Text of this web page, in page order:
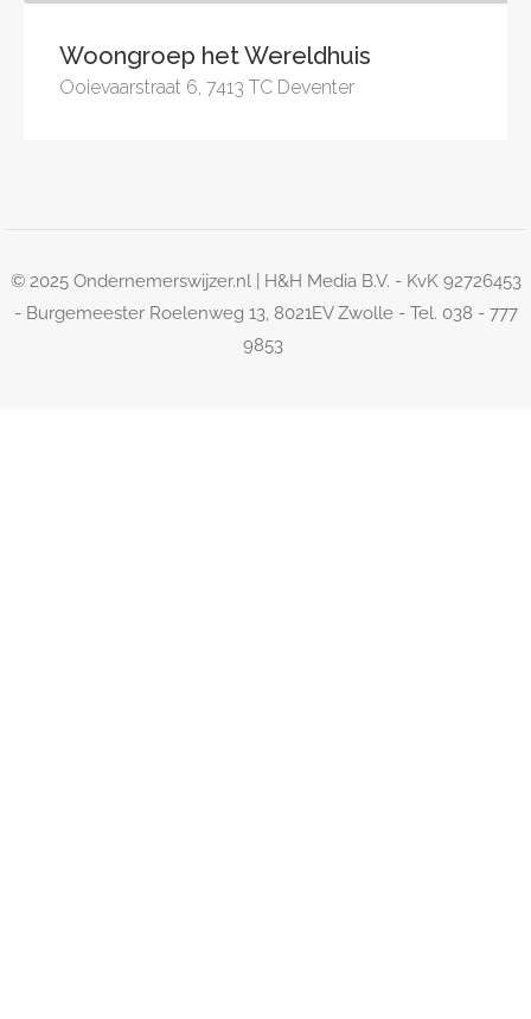
Woongroep het Wereldhuis
Ooievaarstraat 6, 7413 TC Deventer
© 2025 Ondernemerswijzer.nl | H&H Media B.V. - KvK 92726453
- Burgemeester Roelenweg 13, 8021EV Zwolle - Tel. 038 - 777
9853